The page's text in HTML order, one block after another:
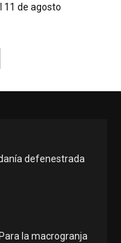
11 de agosto
defenestrada
la macrogranja